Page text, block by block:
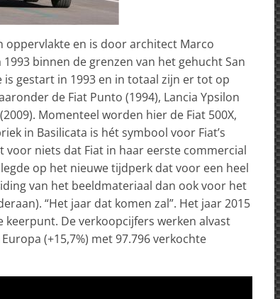
oppervlakte en is door architect Marco
binnen de grenzen van het gehucht San
gestart in 1993 en in totaal zijn er tot op
de Fiat Punto (1994), Lancia Ypsilon
Momenteel worden hier de Fiat 500X,
in Basilicata is hét symbool voor Fiat’s
niets dat Fiat in haar eerste commercial
op het nieuwe tijdperk dat voor een heel
van het beeldmateriaal dan ook voor het
“Het jaar dat komen zal”. Het jaar 2015
De verkoopcijfers werken alvast
(+15,7%) met 97.796 verkochte